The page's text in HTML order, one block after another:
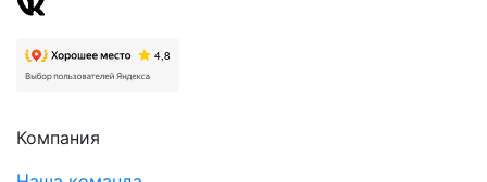
Компания